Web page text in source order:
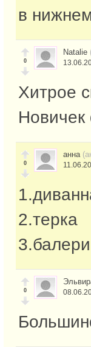
в
0
Natalie
Хитрое
Новичек
0
анна
2.терка
0